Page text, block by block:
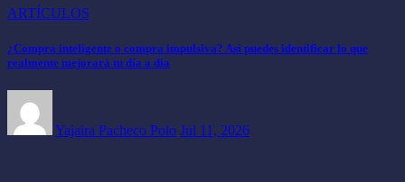
ARTÍCULOS
¿Compra inteligente o compra impulsiva? Así puedes identificar lo que
realmente mejorará tu día a día
Yajaira Pacheco Polo Jul 11, 2026